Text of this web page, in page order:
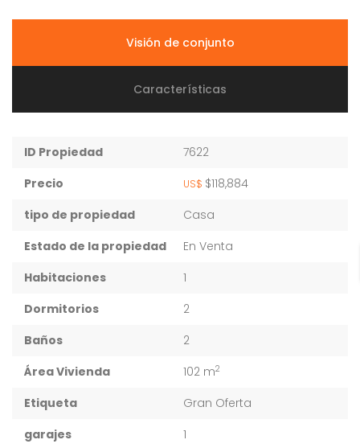
Visión de conjunto
Características
ID Propiedad
7622
Precio
US$ $118,884
tipo de propiedad
Casa
Estado de la propiedad
En Venta
Habitaciones
1
Dormitorios
2
Baños
2
Área Vivienda
102 m2
Etiqueta
Gran Oferta
garajes
1